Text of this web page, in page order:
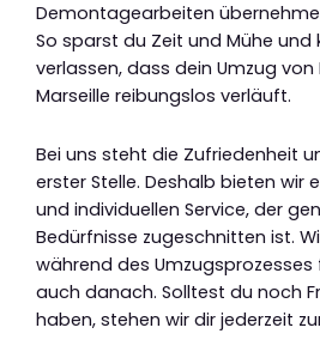
Demontagearbeiten
So sparst du Zeit und Mühe
verlassen, dass dein Umzug
Marseille reibungslos verläuft.
Bei uns steht die Zufriedenheit
erster Stelle. Deshalb bieten wir
und individuellen Service, der
Bedürfnisse zugeschnitten ist.
während des
auch danach. Solltest du noch
haben, stehen wir dir jederzeit